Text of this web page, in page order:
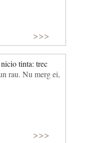
>>>
tinta: trec
rau. Nu merg ei,
>>>